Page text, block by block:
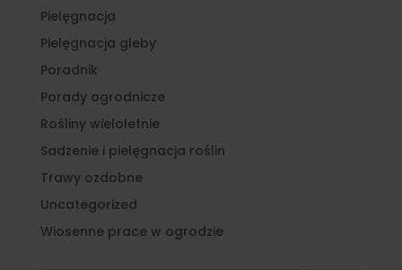
Pielęgnacja
Pielęgnacja gleby
Poradnik
Porady ogrodnicze
Rośliny wieloletnie
Sadzenie i pielęgnacja roślin
Trawy ozdobne
Uncategorized
Wiosenne prace w ogrodzie